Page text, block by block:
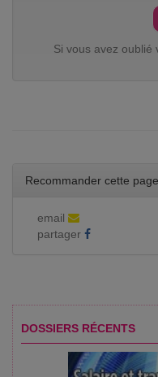
Si vous avez oublié
Recommander cette
email
partager
DOSSIERS RÉCENTS